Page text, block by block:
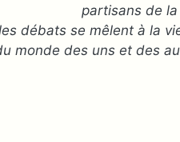
partisans de la
débats se mêlent à la
monde des uns et des